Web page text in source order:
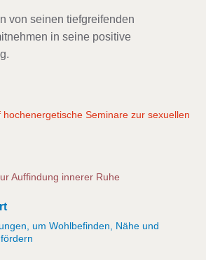
von seinen tiefgreifenden
in seine positive
hochenergetische Seminare zur sexuellen
Auffindung innerer Ruhe
um Wohlbefinden, Nähe und